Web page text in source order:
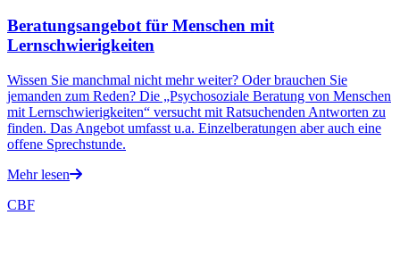
Beratungsangebot für Menschen mit
Lernschwierigkeiten
Wissen Sie manchmal nicht mehr weiter? Oder brauchen Sie
jemanden zum Reden? Die „Psychosoziale Beratung von Menschen
mit Lernschwierigkeiten“ versucht mit Ratsuchenden Antworten zu
finden. Das Angebot umfasst u.a. Einzelberatungen aber auch eine
offene Sprechstunde.
Mehr lesen
CBF